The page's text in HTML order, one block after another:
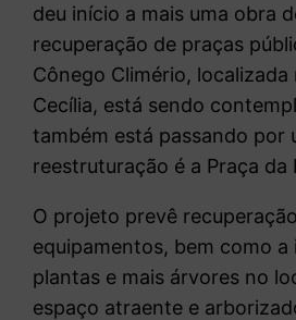
deu início a mais uma obra
recuperação de praças
Cônego Climério, localizada
Cecília, está sendo
também está passando por
reestruturação é a Praça da
O projeto prevê
equipamentos, bem como
plantas e mais árvores no
espaço atraente e